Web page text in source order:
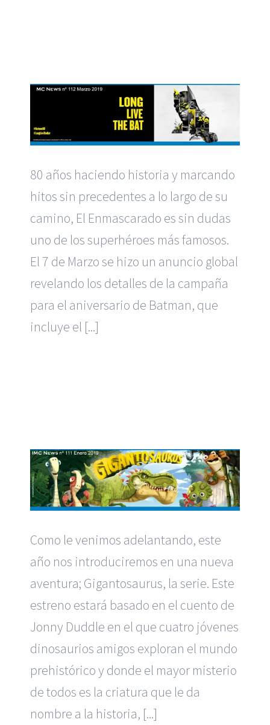
80 años haciendo historia y marcando
hitos sin precedentes a lo largo de su
camino, El Enmascarado es sin dudas
uno de los superhéroes más famosos.
El 7 de Marzo se hizo un anuncio global
revelando los detalles de la campaña
para el aniversario de Batman, que
incluye el [...]
Como le venimos adelantando, este
año nos introduciremos en una nueva
aventura; Gigantosaurus, la serie. Este
estreno estará basado en el cuento de
Jonny Duddle en el que cuatro jóvenes
dinosaurios amigos exploran el mundo
prehistórico y donde el mayor misterio
de todos es la criatura que le da
nombre a la historia, [...]